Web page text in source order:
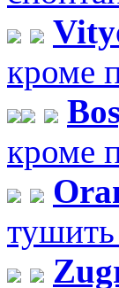
кроме
кроме